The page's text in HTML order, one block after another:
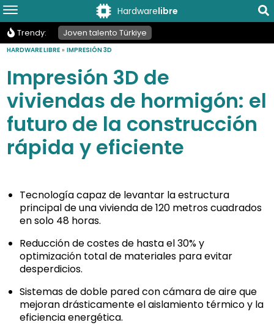
Hardwarelibre
Trendy: Joven talento Türkiye
HARDWARE LIBRE »IMPRESIÓN 3D
Impresión 3D de
viviendas de hormigón: el
futuro de la construcción
rápida y eficiente
Tecnología capaz de levantar la estructura
principal de una vivienda de 120 metros cuadrados
en solo 48 horas.
Reducción de costes de hasta el 30% y
optimización total de materiales para evitar
desperdicios.
Sistemas de doble pared con cámara de aire que
mejoran drásticamente el aislamiento térmico y la
eficiencia energética.